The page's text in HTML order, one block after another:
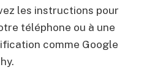
les instructions pour
téléphone ou à une
comme Google